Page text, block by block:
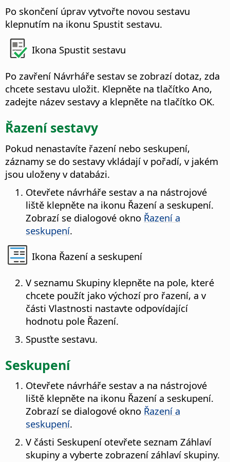
Po skončení úprav vytvořte novou sestavu
klepnutím na ikonu Spustit sestavu.
Ikona Spustit sestavu
Po zavření Návrháře sestav se zobrazí dotaz, zda
chcete sestavu uložit. Klepněte na tlačítko Ano,
zadejte název sestavy a klepněte na tlačítko OK.
Řazení sestavy
Pokud nenastavíte řazení nebo seskupení,
záznamy se do sestavy vkládají v pořadí, v jakém
jsou uloženy v databázi.
Otevřete návrháře sestav a na nástrojové
liště klepněte na ikonu Řazení a seskupení.
Zobrazí se dialogové okno Řazení a
seskupení.
Ikona Řazení a seskupení
V seznamu Skupiny klepněte na pole, které
chcete použít jako výchozí pro řazení, a v
části Vlastnosti nastavte odpovídající
hodnotu pole Řazení.
Spusťte sestavu.
Seskupení
Otevřete návrháře sestav a na nástrojové
liště klepněte na ikonu Řazení a seskupení.
Zobrazí se dialogové okno Řazení a
seskupení.
V části Seskupení otevřete seznam Záhlaví
skupiny a vyberte zobrazení záhlaví skupiny.